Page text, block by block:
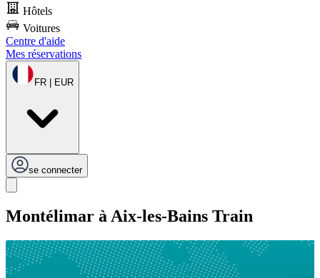
Hôtels
Voitures
Centre d'aide
Mes réservations
FR | EUR
se connecter
Montélimar à Aix-les-Bains Train